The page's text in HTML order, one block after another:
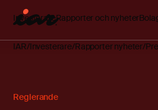
InvesterareRapporter och nyheter
IAR Investerare Rapporter nyheter
Reglerande